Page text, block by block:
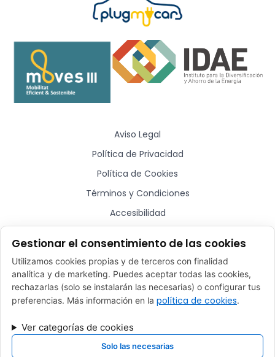
Aviso Legal
Política de Privacidad
Política de Cookies
Términos y Condiciones
Accesibilidad
¿Hablamos?
comercial@plugmycar.es
Rafael Batlle, 16 - Barcelona (08017)
Gestionar el consentimiento de las cookies
Utilizamos cookies propias y de terceros con finalidad
analítica y de marketing. Puedes aceptar todas las cookies,
rechazarlas (solo se instalarán las necesarias) o configurar tus
preferencias. Más información en la política de cookies.
Ver categorías de cookies
Solo las necesarias